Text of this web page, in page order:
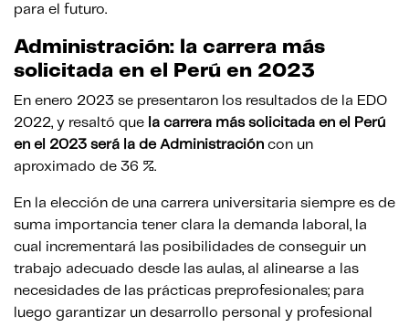
para el futuro.
Administración: la carrera más
solicitada en el Perú en 2023
En enero 2023 se presentaron los resultados de la EDO
2022, y resaltó que la carrera más solicitada en el Perú
en el 2023 será la de Administración con un
aproximado de 36 %.
En la elección de una carrera universitaria siempre es de
suma importancia tener clara la demanda laboral, la
cual incrementará las posibilidades de conseguir un
trabajo adecuado desde las aulas, al alinearse a las
necesidades de las prácticas preprofesionales; para
luego garantizar un desarrollo personal y profesional